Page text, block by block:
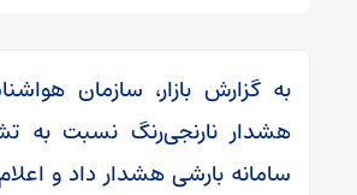
به گزارش بازار، سازمان
هشدار نارنجی‌رنگ نسبت به